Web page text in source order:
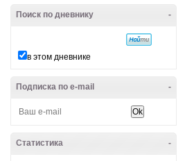
-
Поиск по дневнику
в этом дневнике
-
Подписка по e-mail
-
Статистика